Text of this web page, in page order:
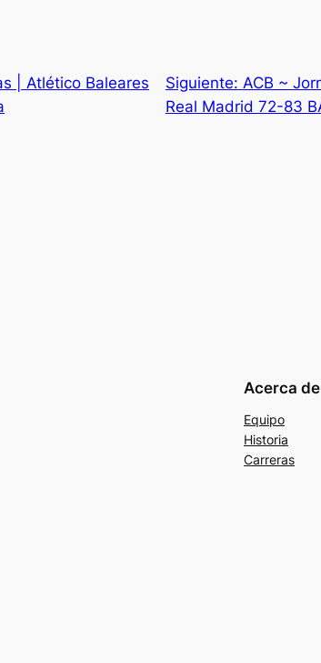
| Atlético Baleares
Siguiente: ACB ~
Real Madrid 72-83
Acerca de
Equipo
Historia
Carreras